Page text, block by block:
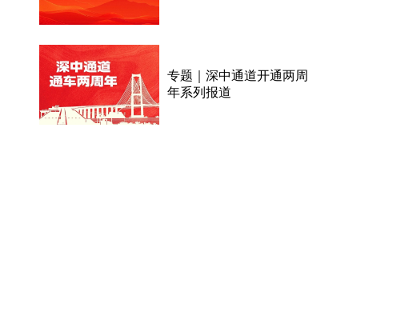
专题｜深中通道开通两周
年系列报道